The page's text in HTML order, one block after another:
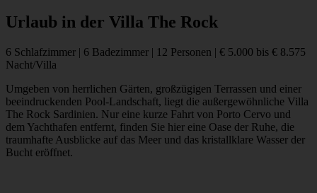
Urlaub in der Villa The Rock
6 Schlafzimmer | 6 Badezimmer | 12 Personen | € 5.000 bis € 8.575
Nacht/Villa
Umgeben von herrlichen Gärten, großzügigen Terrassen und einer
beeindruckenden Pool-Landschaft, liegt die außergewöhnliche Villa
The Rock Sardinien. Nur eine kurze Fahrt von Porto Cervo und
dem Yachthafen entfernt, finden Sie hier eine Oase der Ruhe, die
traumhafte Ausblicke auf das Meer und das kristallklare Wasser der
Bucht eröffnet.